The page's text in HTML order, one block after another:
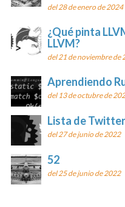
del 28 de enero de 2024
¿Qué pinta
LLVM?
del 21 de noviembre de
Aprendiendo
del 13 de octubre de
Lista de
del 27 de junio de 2022
52
del 25 de junio de 2022